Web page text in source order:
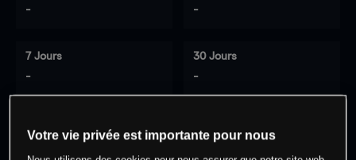
- -
7 Jours
-
30 Jours
-
0 % des clients ont une position à
Votre vie privée est importante pour nous